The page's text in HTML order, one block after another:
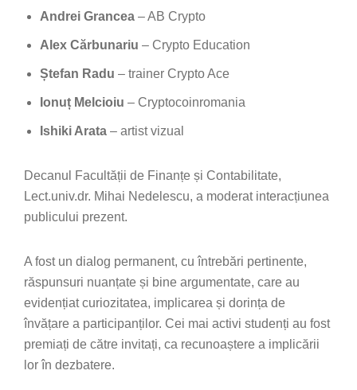
Andrei Grancea – AB Crypto
Alex Cărbunariu – Crypto Education
Ștefan Radu – trainer Crypto Ace
Ionuț Melcioiu – Cryptocoinromania
Ishiki Arata – artist vizual
Decanul Facultății de Finanțe și Contabilitate,
Lect.univ.dr. Mihai Nedelescu, a moderat interacțiunea
publicului prezent.
A fost un dialog permanent, cu întrebări pertinente,
răspunsuri nuanțate și bine argumentate, care au
evidențiat curiozitatea, implicarea și dorința de
învățare a participanților. Cei mai activi studenți au fost
premiați de către invitați, ca recunoaștere a implicării
lor în dezbatere.